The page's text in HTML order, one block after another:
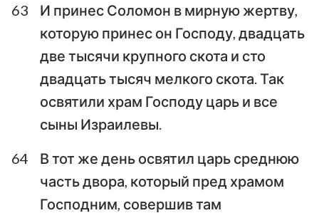
63
И принес Соломон в мирную жертву,
которую принес он Господу, двадцать
две тысячи крупного скота и сто
двадцать тысяч мелкого скота. Так
освятили храм Господу царь и все
сыны Израилевы.
64
В тот же день освятил царь среднюю
часть двора, который пред храмом
Господним, совершив там